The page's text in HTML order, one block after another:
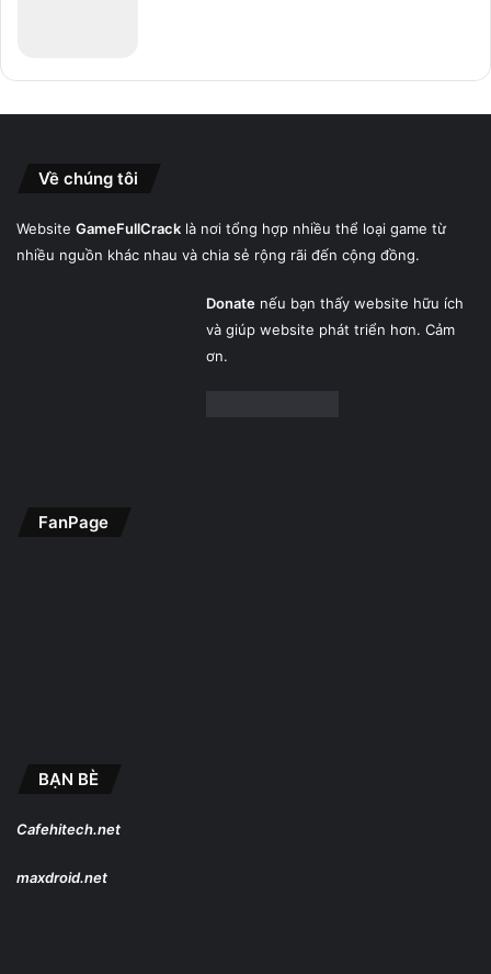
Về chúng tôi
Website GameFullCrack là nơi tổng hợp nhiều thể loại game từ
nhiều nguồn khác nhau và chia sẻ rộng rãi đến cộng đồng.
Donatenếu bạn thấy website hữu ích
và giúp website phát triển hơn. Cảm
ơn.
FanPage
BẠN BÈ
Cafehitech.net
maxdroid.net